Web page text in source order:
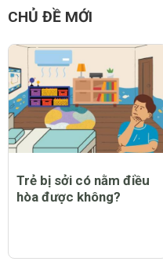
CHỦ ĐỀ MỚI
Trẻ bị sởi có nằm điều
hòa được không?